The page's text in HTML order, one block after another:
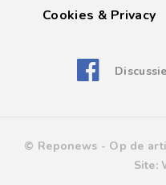
Cookies & Privacy
© Reponews - Op de
Site: